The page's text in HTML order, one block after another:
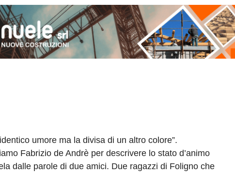
umore ma la divisa di un altro colore”.
Fabrizio de Andrè per descrivere lo stato d’animo
dalle parole di due amici. Due ragazzi di Foligno che